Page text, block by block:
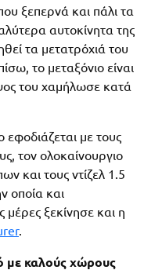
ξεπερνά και πάλι τα
αυτοκίνητα της
τα μετατρόχιά του
το μεταξόνιο είναι
του χαμήλωσε κατά
με τους
τον ολοκαίνουργιο
και τους ντίζελ 1.5
οποία και
μέρες ξεκίνησε και η
.
με καλούς χώρους